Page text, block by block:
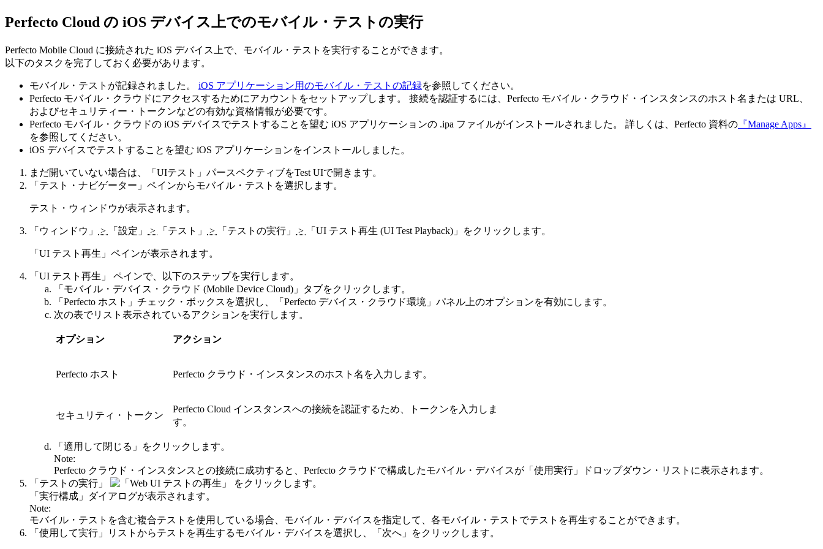
Perfecto Cloud の iOS デバイス上でのモバイル・テストの実行
Perfecto Mobile Cloud に接続された iOS デバイス上で、モバイル・テストを実行することができます。
以下のタスクを完了しておく必要があります。
モバイル・テストが記録されました。 iOS アプリケーション用のモバイル・テストの記録を参照してください。
Perfecto モバイル・クラウドにアクセスするためにアカウントをセットアップします。 接続を認証するには、Perfecto モバイル・クラウド・インスタンスのホスト名または URL、
およびセキュリティー・トークンなどの有効な資格情報が必要です。
Perfecto モバイル・クラウドの iOS デバイスでテストすることを望む iOS アプリケーションの .ipa ファイルがインストールされました。 詳しくは、Perfecto 資料の 『Manage Apps』
を参照してください。
iOS デバイスでテストすることを望む iOS アプリケーションをインストールしました。
まだ開いていない場合は、 「UIテスト」 パースペクティブをTest UIで開きます。
「テスト・ナビゲーター」 ペインからモバイル・テストを選択します。
テスト・ウィンドウが表示されます。
「ウィンドウ」 > 「設定」 > 「テスト」 > 「テストの実行」 > 「UI テスト再生 (UI Test Playback)」 をクリックします。
「UI テスト再生」 ペインが表示されます。
「UI テスト再生」
ペインで、以下のステップを実行します。
「モバイル・デバイス・クラウド (Mobile Device Cloud)」
タブをクリックします。
「Perfecto ホスト」 チェック・ボックスを選択し、 「Perfecto デバイス・クラウド環境」 パネル上のオプションを有効にします。
次の表でリスト表示されているアクションを実行します。
オプション アクション
Perfecto ホスト Perfecto クラウド・インスタンスのホスト名を入力します。
セキュリティ・トークン
Perfecto Cloud インスタンスへの接続を認証するため、トークンを入力しま
す。
「適用して閉じる」
をクリックします。
Note:
Perfecto クラウド・インスタンスとの接続に成功すると、Perfecto クラウドで構成したモバイル・デバイスが 「使用実行」
ドロップダウン・リストに表示されます。
「テストの実行」
をクリックします。
「実行構成」
ダイアログが表示されます。
Note:
モバイル・テストを含む複合テストを使用している場合、モバイル・デバイスを指定して、各モバイル・テストでテストを再生することができます。
「使用して実行」
リストからテストを再生するモバイル・デバイスを選択し、 「次へ」 をクリックします。